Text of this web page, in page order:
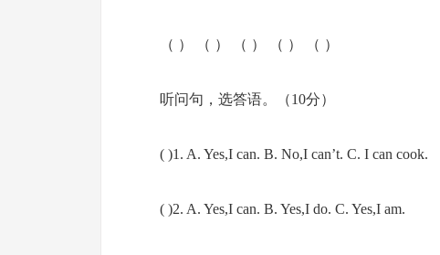
（ ） （ ） （ ） （ ） （ ）
听问句，选答语。（10分）
( )1. A. Yes,I can. B. No,I can’t. C. I can cook.
( )2. A. Yes,I can. B. Yes,I do. C. Yes,I am.